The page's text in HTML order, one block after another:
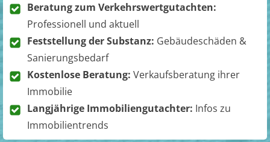
Beratung zum Verkehrswertgutachten:
Professionell und aktuell
Feststellung der Substanz: Gebäudeschäden &
Sanierungsbedarf
Kostenlose Beratung: Verkaufsberatung ihrer
Immobilie
Langjährige Immobiliengutachter: Infos zu
Immobilientrends